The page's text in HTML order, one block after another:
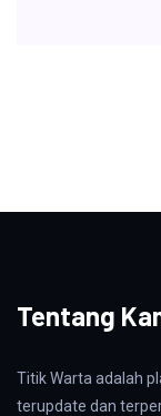
Tentang
Titik Warta adalah
terupdate dan